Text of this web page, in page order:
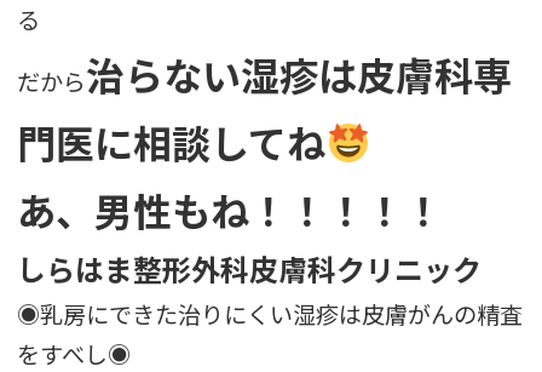
る
だから治らない湿疹は皮膚科専
門医に相談してね
あ、男性もね！！！！！
しらはま整形外科皮膚科クリニック
◉乳房にできた治りにくい湿疹は皮膚がんの精査
をすべし◉